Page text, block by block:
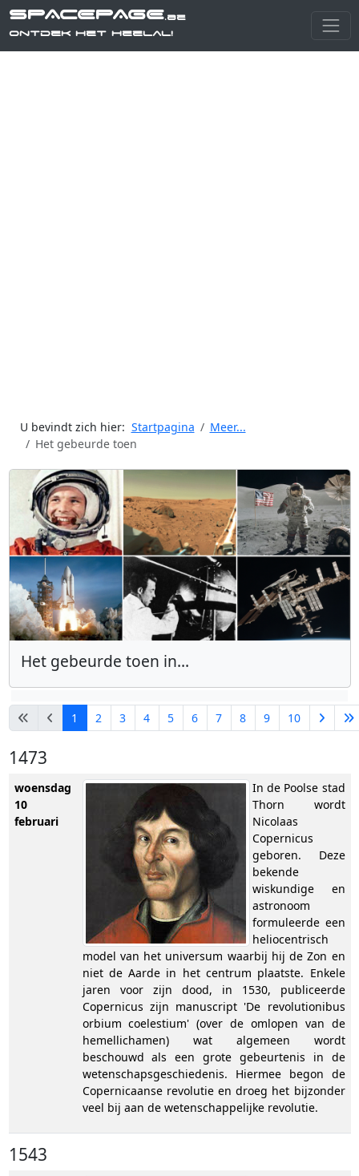
SPACEPAGE.be
Ontdek het heelal!
U bevindt zich hier: Startpagina
Meer...
Het gebeurde toen
Het gebeurde toen in...
1 2 3 4 5 6 7 8 9 10
1473
woensdag
10
februari
In de Poolse stad
Thorn wordt
Nicolaas
Copernicus
geboren. Deze
bekende
wiskundige en
astronoom
formuleerde een
heliocentrisch
model van het universum waarbij hij de Zon en
niet de Aarde in het centrum plaatste. Enkele
jaren voor zijn dood, in 1530, publiceerde
Copernicus zijn manuscript 'De revolutionibus
orbium coelestium' (over de omlopen van de
hemellichamen) wat algemeen wordt
beschouwd als een grote gebeurtenis in de
wetenschapsgeschiedenis. Hiermee begon de
Copernicaanse revolutie en droeg het bijzonder
veel bij aan de wetenschappelijke revolutie.
1543